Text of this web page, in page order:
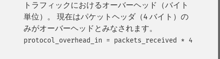
トラフィックにおけるオーバーヘッド（バイト
単位）。 現在はパケットヘッダ（4 バイト）の
みがオーバーヘッドとみなされます。
protocol_overhead_in = packets_received * 4